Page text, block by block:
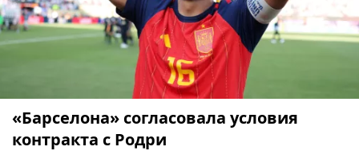
«Барселона» согласовала условия
контракта с Родри